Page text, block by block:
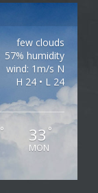
few clouds
57% humidity
wind: 1m/s N
H 24 • L 24
° 33 °
MON